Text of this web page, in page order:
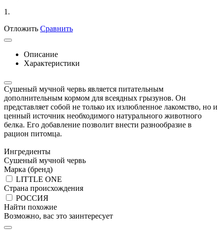
1.
Отложить Сравнить
Описание
Характеристики
Сушеный мучной червь является питательным
дополнительным кормом для всеядных грызунов. Он
представляет собой не только их излюбленное лакомство, но и
ценный источник необходимого натурального животного
белка. Его добавление позволит внести разнообразие в
рацион питомца.
Ингредиенты
Сушеный мучной червь
Марка (бренд)
LITTLE ONE
Страна происхождения
РОССИЯ
Найти похожие
Возможно, вас это заинтересует